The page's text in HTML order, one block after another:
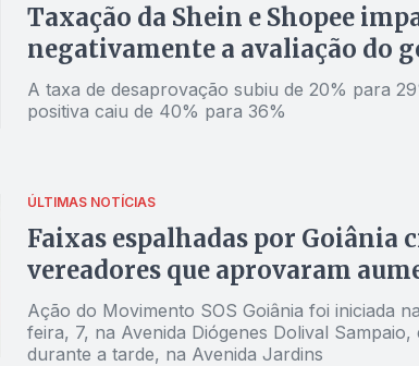
Taxação da Shein e Shopee
negativamente a avaliação do
A taxa de desaprovação subiu de 20% para
positiva caiu de 40% para 36%
ÚLTIMAS NOTÍCIAS
Faixas espalhadas por Goiânia
vereadores
Ação do Movimento SOS Goiânia foi iniciada
feira, 7, na Avenida Diógenes Dolival
durante a tarde, na Avenida Jardins